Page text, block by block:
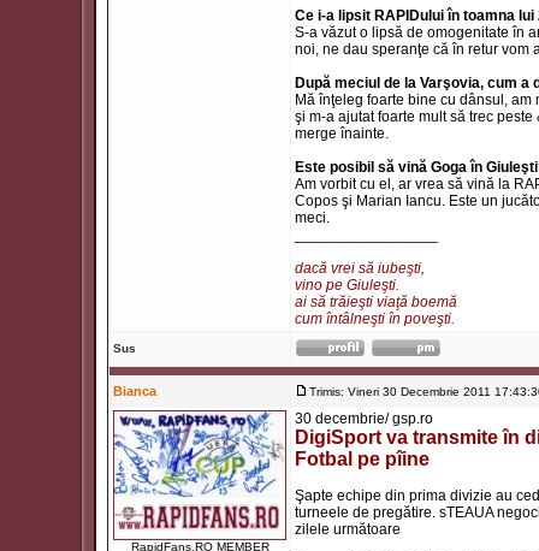
Ce i-a lipsit RAPIDului în toamna lui
S-a văzut o lipsă de omogenitate în
noi, ne dau speranţe că în retur vom
După meciul de la Varşovia, cum
Mă înţeleg foarte bine cu dânsul,
şi m-a ajutat foarte mult să trec
merge înainte.
Este posibil să vină Goga în
Am vorbit cu el, ar vrea să vină la
Copos şi Marian Iancu. Este un
meci.
dacă vrei să iubeşti,
vino pe Giuleşti.
ai să trăieşti viaţă boemă
cum întâlneşti în poveşti.
Sus
Bianca Trimis: Vineri 30 Decembrie 2011
RapidFans.RO MEMBER
30 decembrie/ gsp.ro
DigiSport va transmite în
Fotbal pe pîine
Şapte echipe din prima divizie au
turneele de pregătire. sTEAUA
zilele următoare